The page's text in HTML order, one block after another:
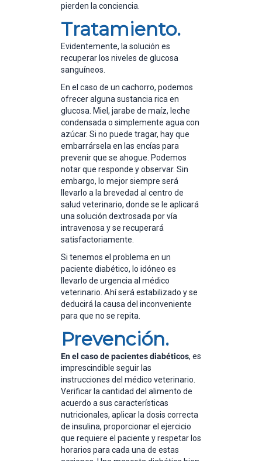
pierden la conciencia.
Tratamiento.
Evidentemente, la solución es
recuperar los niveles de glucosa
sanguíneos.
En el caso de un cachorro, podemos
ofrecer alguna sustancia rica en
glucosa. Miel, jarabe de maíz, leche
condensada o simplemente agua con
azúcar. Si no puede tragar, hay que
embarrársela en las encías para
prevenir que se ahogue. Podemos
notar que responde y observar. Sin
embargo, lo mejor siempre será
llevarlo a la brevedad al centro de
salud veterinario, donde se le aplicará
una solución dextrosada por vía
intravenosa y se recuperará
satisfactoriamente.
Si tenemos el problema en un
paciente diabético, lo idóneo es
llevarlo de urgencia al médico
veterinario. Ahí será estabilizado y se
deducirá la causa del inconveniente
para que no se repita.
Prevención.
En el caso de pacientes diabéticos, es
imprescindible seguir las
instrucciones del médico veterinario.
Verificar la cantidad del alimento de
acuerdo a sus características
nutricionales, aplicar la dosis correcta
de insulina, proporcionar el ejercicio
que requiere el paciente y respetar los
horarios para cada una de estas